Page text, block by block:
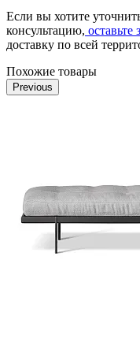
Если вы хотите
консультацию, оставьте
доставку по всей
Похожие товары
Previous